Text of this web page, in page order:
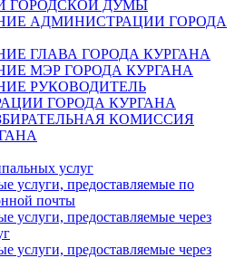
ГОРОДСКОЙ ДУМЫ
АДМИНИСТРАЦИИ ГОРОДА
ГЛАВА ГОРОДА КУРГАНА
МЭР ГОРОДА КУРГАНА
РУКОВОДИТЕЛЬ
ГОРОДА КУРГАНА
КОМИССИЯ
услуг
услуги, предоставляемые по
почты
услуги, предоставляемые через
услуги, предоставляемые через